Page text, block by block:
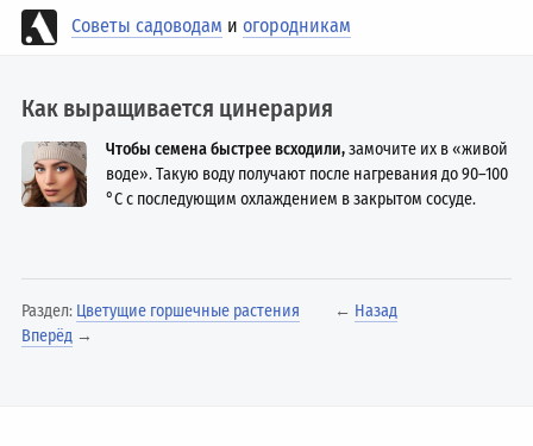
Советы садоводам иогородникам
Как выращивается цинерария
Чтобы семена быстрее всходили,замочите их в «живой
воде». Такую воду получают после нагревания до90–100
°C с последующим охлаждением в закрытом сосуде.
Раздел: Цветущие горшечные растения ← Назад
Вперёд →